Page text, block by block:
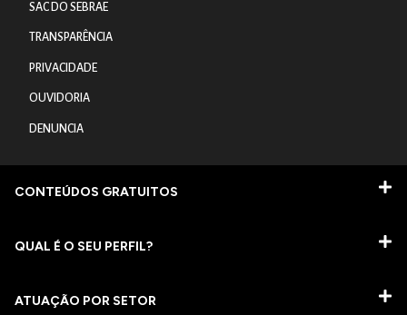
SAC DO SEBRAE
TRANSPARÊNCIA
PRIVACIDADE
OUVIDORIA
DENUNCIA
CONTEÚDOS GRATUITOS
QUAL É O SEU PERFIL?
ATUAÇÃO POR SETOR